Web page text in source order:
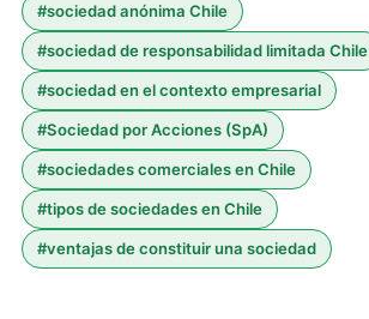
#sociedad anónima Chile
#sociedad de responsabilidad limitada Chile
#sociedad en el contexto empresarial
#Sociedad por Acciones (SpA)
#sociedades comerciales en Chile
#tipos de sociedades en Chile
#ventajas de constituir una sociedad